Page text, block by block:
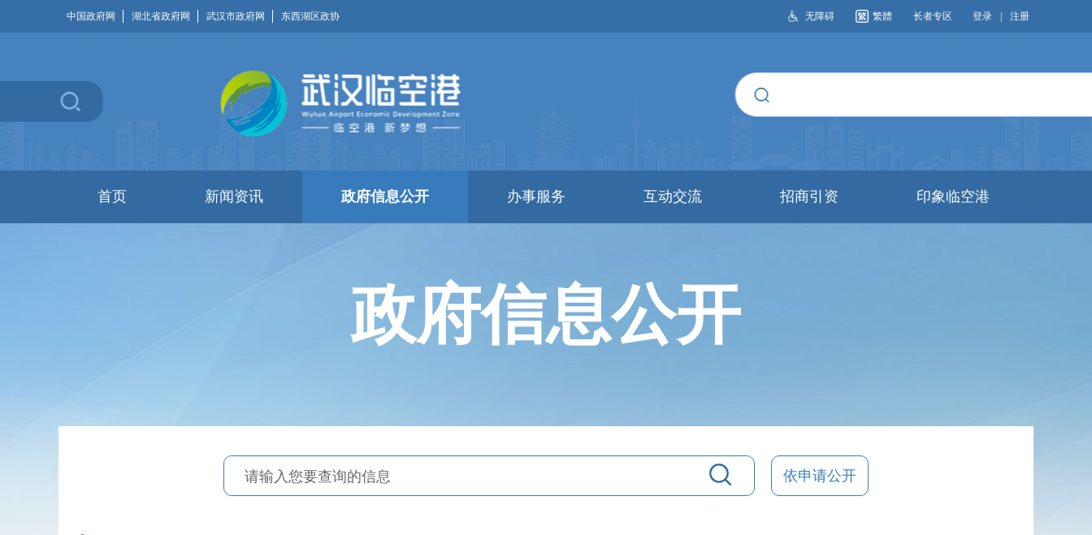
中国政府网 湖北省政府网 武汉市政府网 东西湖区政协 无障碍 繁體 长者专区 登录 注册
首页 新闻资讯 政府信息公开 办事服务 互动交流 招商引资 印象临空港
政府信息公开
依申请公开